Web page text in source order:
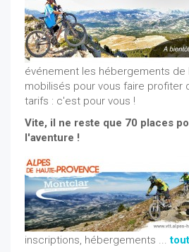
événement les hébergements de
mobilisés pour vous faire profiter
tarifs : c'est pour vous !
Vite, il ne reste que 70 places
l'aventure !
inscriptions, hébergements ...